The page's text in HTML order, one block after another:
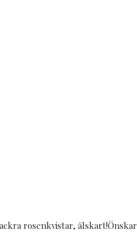
rosenkvistar, älskart!Önskar